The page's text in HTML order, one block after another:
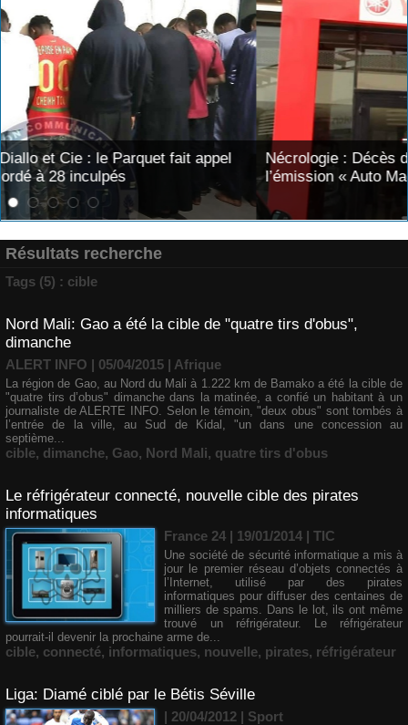
Nécrologie : Décès de Djibril Dièye, animateur de
l’émission « Auto Mag » sur la TFM
Résultats recherche
Tags (5) : cible
Nord Mali: Gao a été la cible de "quatre tirs d'obus",
dimanche
ALERT INFO | 05/04/2015 | Afrique
La région de Gao, au Nord du Mali à 1.222 km de Bamako a été la cible de
"quatre tirs d’obus" dimanche dans la matinée, a confié un habitant à un
journaliste de ALERTE INFO. Selon le témoin, "deux obus" sont tombés à
l’entrée de la ville, au Sud de Kidal, "un dans une concession au
septième...
cible, dimanche, Gao, Nord Mali, quatre tirs d'obus
Le réfrigérateur connecté, nouvelle cible des pirates
informatiques
France 24 | 19/01/2014 |TIC
Une société de sécurité informatique a mis à
jour le premier réseau d’objets connectés à
l’Internet, utilisé par des pirates
informatiques pour diffuser des centaines de
milliers de spams. Dans le lot, ils ont même
trouvé un réfrigérateur. Le réfrigérateur
pourrait-il devenir la prochaine arme de...
cible, connecté, informatiques, nouvelle, pirates, réfrigérateur
Liga: Diamé ciblé par le Bétis Séville
| 20/04/2012 | Sport